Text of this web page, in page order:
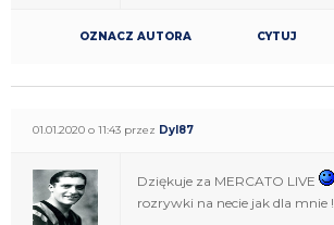
OZNACZ AUTORA CYTUJ
01.01.2020 o 11:43 przez Dyl87
Dziękuje za MERCATO LIVE
rozrywki na necie jak dla mnie !